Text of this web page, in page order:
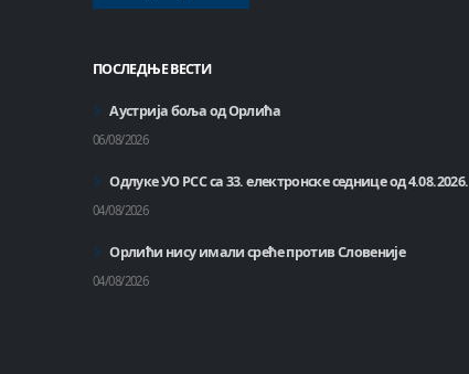
ПОСЛЕДЊЕ ВЕСТИ
Аустрија боља од Орлића
06/08/2026
Одлуке УО РСС са 33. електронске седнице од 4.08.2026.
04/08/2026
Орлићи нису имали среће против Словеније
04/08/2026